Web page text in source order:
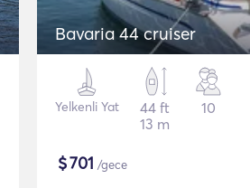
Bavaria 44 cruiser
Yelkenli Yat
44 ft
13 m
10
$701 /gece